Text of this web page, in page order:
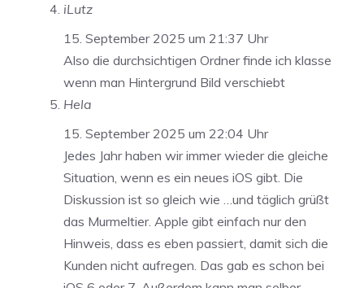
iLutz
15. September 2025 um 21:37 Uhr
Also die durchsichtigen Ordner finde ich klasse
wenn man Hintergrund Bild verschiebt
Hela
15. September 2025 um 22:04 Uhr
Jedes Jahr haben wir immer wieder die gleiche
Situation, wenn es ein neues iOS gibt. Die
Diskussion ist so gleich wie …und täglich grüßt
das Murmeltier. Apple gibt einfach nur den
Hinweis, dass es eben passiert, damit sich die
Kunden nicht aufregen. Das gab es schon bei